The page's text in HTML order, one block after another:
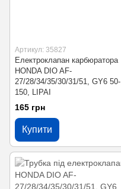
Артикул: 35827
Електроклапан карбюратора
HONDA DIO AF-
27/28/34/35/30/31/51, GY6 50-
150, LIPAI
165 грн
Купити